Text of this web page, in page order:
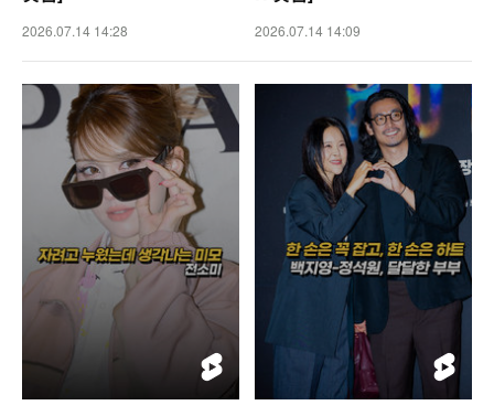
2026.07.14 14:28 2026.07.14 14:09